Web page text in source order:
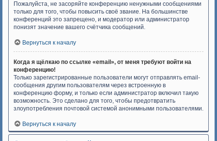
Пожалуйста, не засоряйте конференцию ненужными сообщениями
только для того, чтобы повысить своё звание. На большинстве
конференций это запрещено, и модератор или администратор
понизят значение вашего счётчика сообщений.
Вернуться к началу
Когда я щёлкаю по ссылке «email», от меня требуют войти на
конференцию!
Только зарегистрированные пользователи могут отправлять email-
сообщения другим пользователям через встроенную в
конференцию форму, и только если администратор включил такую
возможность. Это сделано для того, чтобы предотвратить
злоупотребления почтовой системой анонимными пользователями.
Вернуться к началу